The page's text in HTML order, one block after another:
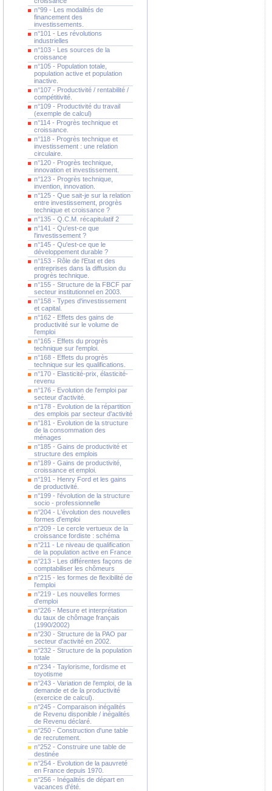
n°99 - Les modalités de
financement des
investissements.
n°101 - Les révolutions
industrielles
n°103 - Les sources de la
croissance
n°105 - Population totale,
population active et population
inactive.
n°107 - Productivité / rentabilité /
compétitivité.
n°109 - Productivité du travail
(exemple de calcul)
n°114 - Progrès technique et
croissance.
n°118 - Progrès technique et
investissement : une relation
circulaire.
n°120 - Progrès technique,
innovation et investissement.
n°123 - Progrès technique,
invention, innovation.
n°125 - Que sait-je sur la relation
entre investissement, progrès
technique et croissance ?
n°135 - Q.C.M. récapitulatif 2
n°141 - Qu'est-ce que
l'investissement ?
n°145 - Qu'est-ce que le
développement durable ?
n°153 - Rôle de l'Etat et des
entreprises dans la diffusion du
progrès technique.
n°155 - Structure de la FBCF par
secteur institutionnel en 2003.
n°158 - Types d'investissement
et capital.
n°162 - Effets des gains de
productivité sur le volume de
l'emploi
n°165 - Effets du progrès
technique sur l'emploi.
n°168 - Effets du progrès
technique sur les qualifications.
n°170 - Elasticité-prix, élasticité-
revenu
n°176 - Evolution de l'emploi par
secteur d'activité.
n°178 - Evolution de la répartition
des emplois par secteur d'activité
n°181 - Evolution de la structure
de la consommation des
ménages
n°185 - Gains de productivité et
structure des emplois
n°189 - Gains de productivité,
croissance et emploi.
n°191 - Henry Ford et les gains
de productivité.
n°199 - l'évolution de la structure
socio - professionnelle
n°204 - L'évolution des nouvelles
formes d'emploi
n°209 - Le cercle vertueux de la
croissance fordiste : schéma
n°211 - Le niveau de qualification
de la population active en France
n°213 - Les différentes façons de
comptabiliser les chômeurs
n°215 - les formes de flexibilité de
l'emploi
n°219 - Les nouvelles formes
d'emploi
n°226 - Mesure et interprétation
du taux de chômage français
(1990/2002)
n°230 - Structure de la PAO par
secteur d'activité en 2002.
n°232 - Structure de la population
totale
n°234 - Taylorisme, fordisme et
toyotisme
n°243 - Variation de l'emploi, de la
demande et de la productivité
(exercice de calcul).
n°245 - Comparaison inégalités
de Revenu disponible / inégalités
de Revenu déclaré.
n°250 - Construction d'une table
de recrutement.
n°252 - Construire une table de
destinée
n°254 - Evolution de la pauvreté
en France depuis 1970.
n°256 - Inégalités de départ en
vacances d'été.